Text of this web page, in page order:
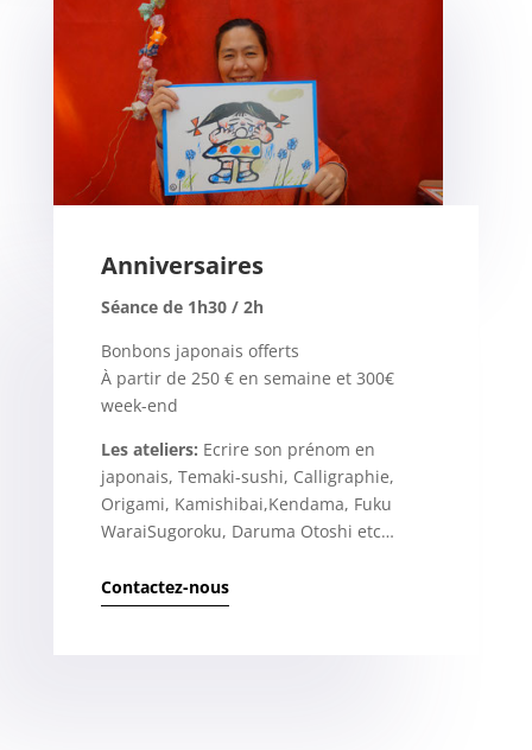
Anniversaires
Séance de 1h30 / 2h
Bonbons japonais offerts
À partir de 250 € en semaine et 300€
week-end
Les ateliers: Ecrire son prénom en
japonais, Temaki-sushi, Calligraphie,
Origami, Kamishibai,Kendama, Fuku
WaraiSugoroku, Daruma Otoshi etc…
Contactez-nous